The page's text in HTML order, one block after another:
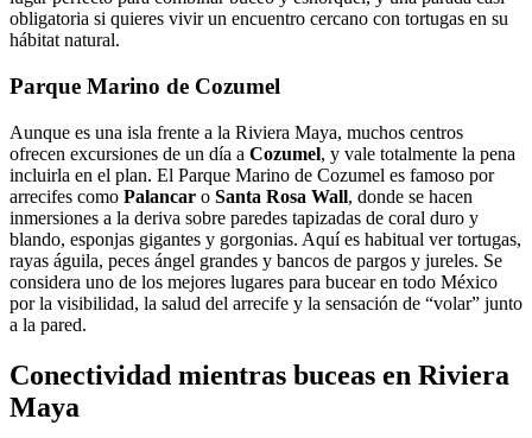
obligatoria si quieres vivir un encuentro cercano con tortugas en su
hábitat natural.
Parque Marino de Cozumel
Aunque es una isla frente a la Riviera Maya, muchos centros
ofrecen excursiones de un día a Cozumel, y vale totalmente la pena
incluirla en el plan. El Parque Marino de Cozumel es famoso por
arrecifes como Palancar o Santa Rosa Wall, donde se hacen
inmersiones a la deriva sobre paredes tapizadas de coral duro y
blando, esponjas gigantes y gorgonias. Aquí es habitual ver tortugas,
rayas águila, peces ángel grandes y bancos de pargos y jureles. Se
considera uno de los mejores lugares para bucear en todo México
por la visibilidad, la salud del arrecife y la sensación de “volar” junto
a la pared.
Conectividad mientras buceas en Riviera
Maya